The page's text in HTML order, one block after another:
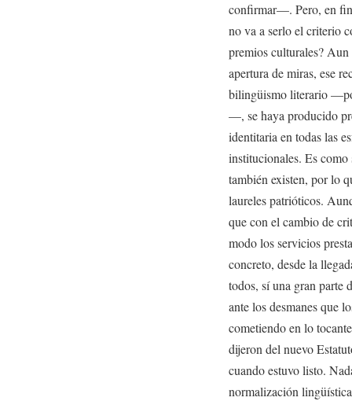
confirmar—. Pero, en
no va a serlo el criterio
premios culturales? Aun
apertura de miras, ese
bilingüismo literario
—, se haya producido
identitaria en todas las
institucionales. Es
también existen, por lo
laureles patrióticos.
que con el cambio de
modo los servicios
concreto, desde la
todos, sí una gran parte
ante los desmanes que
cometiendo en lo
dijeron del nuevo
cuando estuvo listo.
normalización